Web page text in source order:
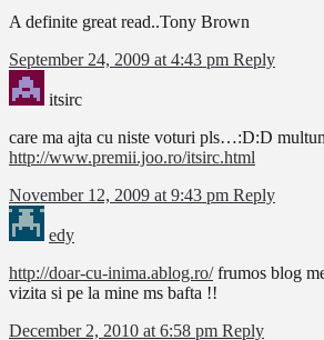
A definite great read..Tony Brown
September 24, 2009 at 4:43 pm Reply
itsirc
care ma ajta cu niste voturi pls…:D:D
http://www.premii.joo.ro/itsirc.html
November 12, 2009 at 9:43 pm Reply
edy
http://doar-cu-inima.ablog.ro/frumos blog
vizita si pe la mine ms bafta !!
December 2, 2010 at 6:58 pm Reply